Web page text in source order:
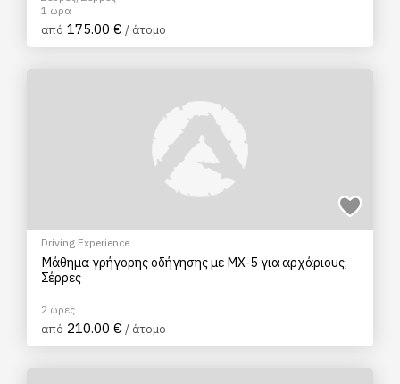
1 ώρα
από 175.00 € / άτομο
Driving Experience
Μάθημα γρήγορης οδήγησης με MX-5 για αρχάριους,
Σέρρες
2 ώρες
από 210.00 € / άτομο